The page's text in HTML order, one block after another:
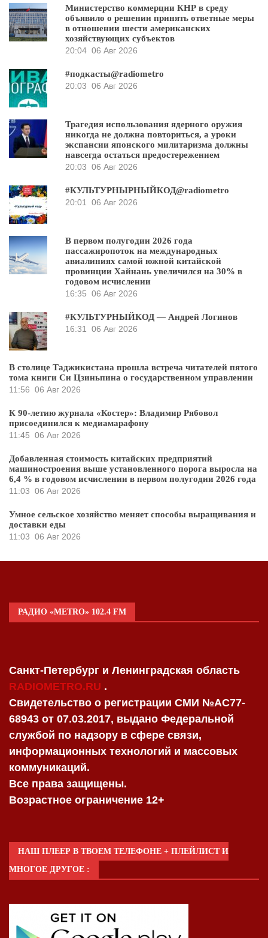
Министерство коммерции КНР в среду
объявило о решении принять ответные меры
в отношении шести американских
хозяйствующих субъектов
20:04 06 Авг 2026
#подкасты@radiometro
20:03 06 Авг 2026
Трагедия использования ядерного оружия
никогда не должна повториться, а уроки
экспансии японского милитаризма должны
навсегда остаться предостережением
20:03 06 Авг 2026
#КУЛЬТУРНЫРНЫЙКОД@radiometro
20:01
06 Авг 2026
В первом полугодии 2026 года
пассажиропоток на международных
авиалиниях самой южной китайской
провинции Хайнань увеличился на 30% в
годовом исчислении
16:35 06 Авг 2026
#КУЛЬТУРНЫЙКОД — Андрей Логинов
16:31
06 Авг 2026
В столице Таджикистана прошла встреча читателей пятого
тома книги Си Цзиньпина о государственном управлении
11:56 06 Авг 2026
К 90-летию журнала «Костер»: Владимир Рябовол
присоединился к медиамарафону
11:45 06 Авг 2026
Добавленная стоимость китайских предприятий
машиностроения выше установленного порога выросла на
6,4 % в годовом исчислении в первом полугодии 2026 года
11:03 06 Авг 2026
Умное сельское хозяйство меняет способы выращивания и
доставки еды
11:03 06 Авг 2026
РАДИО «METRO» 102.4 FM
Санкт-Петербург и Ленинградская область
RADIOMETRO.RU .
Свидетельство о регистрации СМИ №AC77-
68943 от 07.03.2017, выдано Федеральной
службой по надзору в сфере связи,
информационных технологий и массовых
коммуникаций.
Все права защищены.
Возрастное ограничение 12+
НАШ ПЛЕЕР В ТВОЕМ ТЕЛЕФОНЕ + ПЛЕЙЛИСТ И
МНОГОЕ ДРУГОЕ :